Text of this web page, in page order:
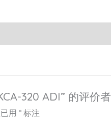
320 ADI” 的评价者
已用* 标注